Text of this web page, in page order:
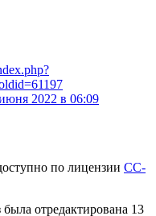
2022 в 06:09
по лицензии CC-
отредактирована 13